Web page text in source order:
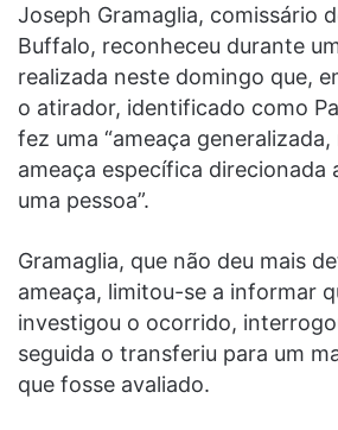
Joseph Gramaglia, comissário
Buffalo, reconheceu durante
realizada neste domingo que,
o atirador, identificado como
fez uma “ameaça generalizada,
ameaça específica direcionada
uma pessoa”.
Gramaglia, que não deu mais
ameaça, limitou-se a informar
investigou o ocorrido,
seguida o transferiu para um
que fosse avaliado.